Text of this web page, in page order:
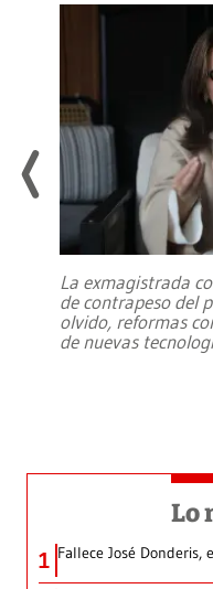
La exmagistrada
de contrapeso del
olvido, reformas
de nuevas
Lo
1 Fallece José Donderis,